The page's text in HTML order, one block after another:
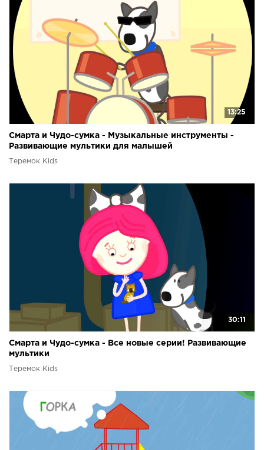
13:25
Смарта и Чудо-сумка - Музыкальные инструменты -
Развивающие мультики для малышей
Теремок Kids
30:11
Смарта и Чудо-сумка - Все новые серии! Развивающие
мультики
Теремок Kids